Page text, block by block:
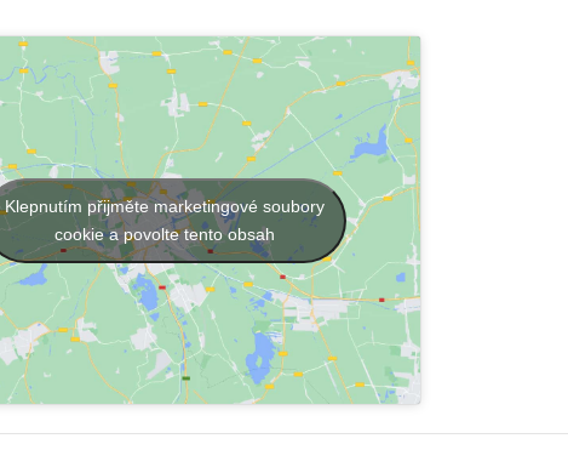
Klepnutím přijměte marketingové soubory
cookie a povolte tento obsah